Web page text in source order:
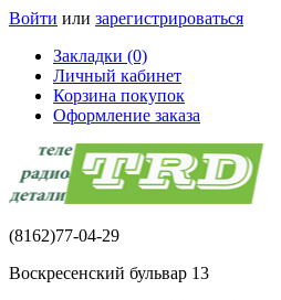
Войти или зарегистрироваться
Закладки (0)
Личный кабинет
Корзина покупок
Оформление заказа
(8162)77-04-29
Воскресенский бульвар 13